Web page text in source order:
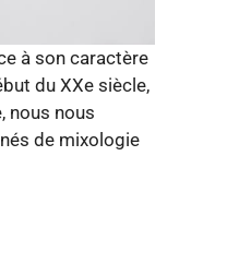
à son caractère
du XXe siècle,
nous nous
de mixologie